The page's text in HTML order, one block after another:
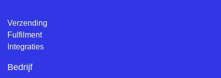
Verzending
Fulfilment
Integraties
Bedrijf